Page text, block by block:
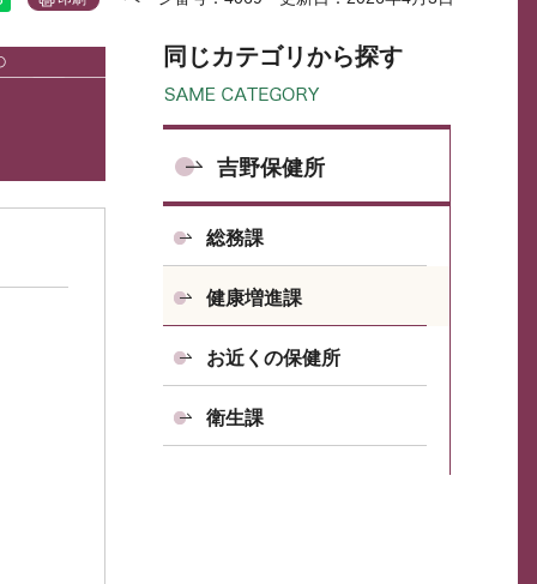
同じカテゴリから探す
吉野保健所
総務課
健康増進課
お近くの保健所
衛生課